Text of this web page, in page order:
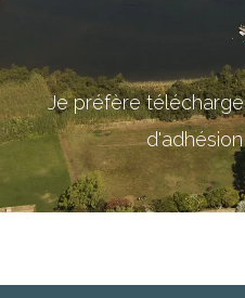
Je préfère
d'adhésion